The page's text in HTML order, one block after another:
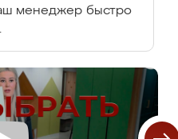
менеджер быстро